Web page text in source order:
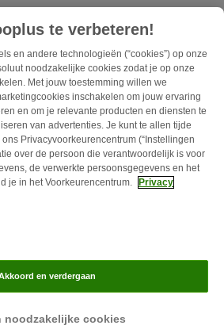
Klantenservice Betaalmethoden
Affiliate
Opt-out
te verbeteren!
en andere technologieën (“cookies”) op onze
noodzakelijke cookies zodat je op onze
Met jouw toestemming willen we
inschakelen om jouw ervaring
en om je relevante producten en diensten te
van advertenties. Je kunt te allen tijde
Privacyvoorkeurencentrum (“Instellingen
over de persoon die verantwoordelijk is voor
de verwerkte persoonsgegevens en het
je in het Voorkeurencentrum.
Privacy
noodzakelijke cookies
en verdergaan